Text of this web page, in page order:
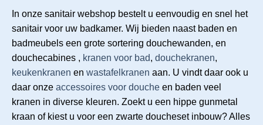
In onze sanitair webshop bestelt u eenvoudig en snel het
sanitair voor uw badkamer. Wij bieden naast baden en
badmeubels een grote sortering douchewanden, en
douchecabines , kranen voor bad, douchekranen,
keukenkranen en wastafelkranen aan. U vindt daar ook u
daar onze accessoires voor douche en baden veel
kranen in diverse kleuren. Zoekt u een hippe gunmetal
kraan of kiest u voor een zwarte doucheset inbouw? Alles